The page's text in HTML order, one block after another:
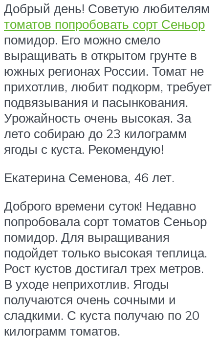
Добрый день! Советую любителям
томатов попробовать сорт Сеньор
помидор. Его можно смело
выращивать в открытом грунте в
южных регионах России. Томат не
прихотлив, любит подкорм, требует
подвязывания и пасынкования.
Урожайность очень высокая. За
лето собираю до 23 килограмм
ягоды с куста. Рекомендую!
Екатерина Семенова, 46 лет.
Доброго времени суток! Недавно
попробовала сорт томатов Сеньор
помидор. Для выращивания
подойдет только высокая теплица.
Рост кустов достигал трех метров.
В уходе неприхотлив. Ягоды
получаются очень сочными и
сладкими. С куста получаю по 20
килограмм томатов.